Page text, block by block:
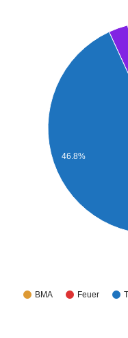
BMA Feuer
46.8%